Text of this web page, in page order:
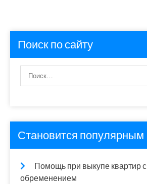
Поиск по сайту
Становится популярным
Помощь при выкупе квартир с
обременением